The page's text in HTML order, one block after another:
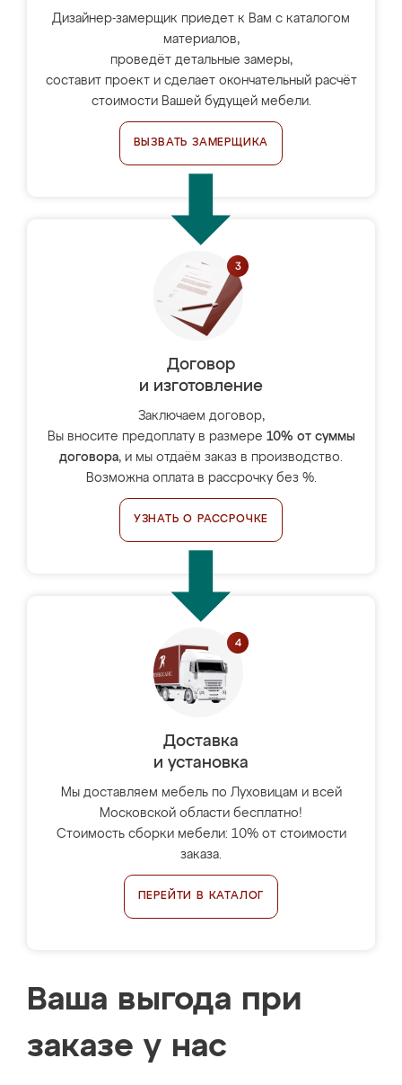
Дизайнер-замерщик приедет к Вам с каталогом
материалов,
проведёт детальные замеры,
составит проект и сделает окончательный расчёт
стоимости Вашей будущей мебели.
ВЫЗВАТЬ ЗАМЕРЩИКА
Договор
и изготовление
Заключаем договор,
Вы вносите предоплату в размере 10% от суммы
договора, и мы отдаём заказ в производство.
Возможна оплата в рассрочку без %.
УЗНАТЬ О РАССРОЧКЕ
Доставка
и установка
Мы доставляем мебель по Луховицам и всей
Московской области бесплатно!
Стоимость сборки мебели: 10% от стоимости
заказа.
ПЕРЕЙТИ В КАТАЛОГ
Ваша выгода при
заказе у нас